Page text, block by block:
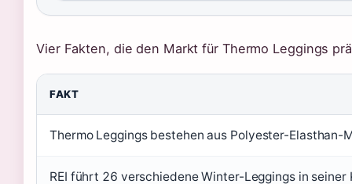
Vier Fakten, die den Markt für Thermo Leggings
FAKT
Thermo Leggings bestehen aus Polyester-
REI führt 26 verschiedene Winter-Leggings in seiner